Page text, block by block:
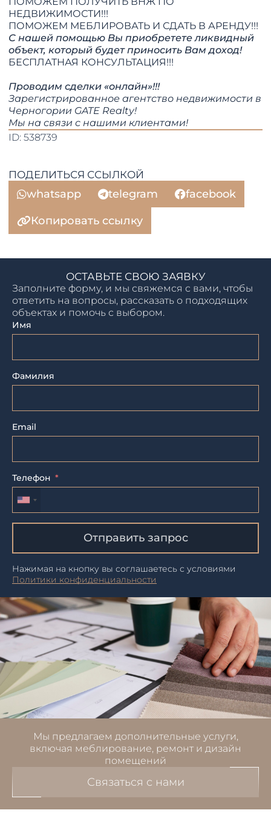
НЕДВИЖИМОСТИ!!!
​​​​​​​ПОМОЖЕМ МЕБЛИРОВАТЬ И СДАТЬ В АРЕНДУ!!!
С нашей помощью Вы приобретете ликвидный
объект, который будет приносить Вам доход!
БЕСПЛАТНАЯ КОНСУЛЬТАЦИЯ!!!
Проводим сделки «онлайн»!!!
Зарегистрированное агентство недвижимости в
Черногории GATE Realty!
​​​​​​​Мы на связи с нашими клиентами!
ID: 538739
ПОДЕЛИТЬСЯ ССЫЛКОЙ
whatsapp telegram
facebook
Копировать ссылку
ОСТАВЬТЕ СВОЮ ЗАЯВКУ
Заполните форму, и мы свяжемся с вами, чтобы
ответить на вопросы, рассказать о подходящих
объектах и помочь с выбором.
Имя
Фамилия
Email
Телефон
Отправить запрос
Нажимая на кнопку вы соглашаетесь с условиями
Политики конфиденциальности
Мы предлагаем дополнительные услуги,
включая меблирование, ремонт и дизайн
помещений
Связаться с нами